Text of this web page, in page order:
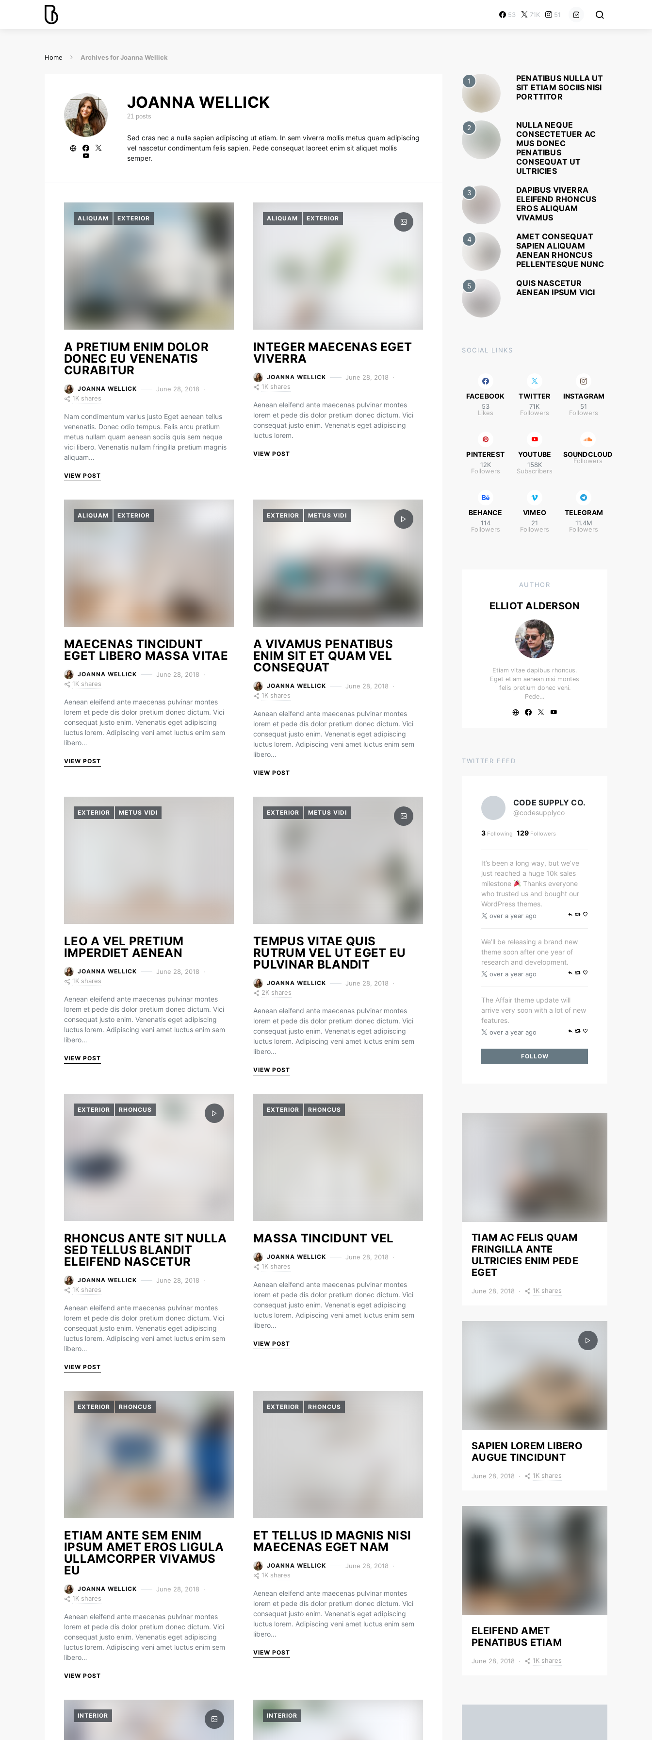
53 71K 51
Home Archives for Joanna Wellick
JOANNA WELLICK
21 posts
Sed cras nec a nulla sapien adipiscing ut etiam. In sem viverra mollis metus quam adipiscing
vel nascetur condimentum felis sapien. Pede consequat laoreet enim sit aliquet mollis
semper.
ALIQUAM EXTERIOR
A PRETIUM ENIM DOLOR
DONEC EU VENENATIS
CURABITUR
JOANNA WELLICK
June 28, 2018
1K shares
Nam condimentum varius justo Eget aenean tellus
venenatis. Donec odio tempus. Felis arcu pretium
metus nullam quam aenean sociis quis sem neque
vici libero. Venenatis nullam fringilla pretium magnis
aliquam…
VIEW POST
ALIQUAM EXTERIOR
INTEGER MAECENAS EGET
VIVERRA
JOANNA WELLICK
June 28, 2018
1K shares
Aenean eleifend ante maecenas pulvinar montes
lorem et pede dis dolor pretium donec dictum. Vici
consequat justo enim. Venenatis eget adipiscing
luctus lorem.
VIEW POST
ALIQUAM EXTERIOR
MAECENAS TINCIDUNT
EGET LIBERO MASSA VITAE
JOANNA WELLICK
June 28, 2018
1K shares
Aenean eleifend ante maecenas pulvinar montes
lorem et pede dis dolor pretium donec dictum. Vici
consequat justo enim. Venenatis eget adipiscing
luctus lorem. Adipiscing veni amet luctus enim sem
libero…
VIEW POST
EXTERIOR METUS VIDI
A VIVAMUS PENATIBUS
ENIM SIT ET QUAM VEL
CONSEQUAT
JOANNA WELLICK
June 28, 2018
1K shares
Aenean eleifend ante maecenas pulvinar montes
lorem et pede dis dolor pretium donec dictum. Vici
consequat justo enim. Venenatis eget adipiscing
luctus lorem. Adipiscing veni amet luctus enim sem
libero…
VIEW POST
EXTERIOR METUS VIDI
LEO A VEL PRETIUM
IMPERDIET AENEAN
JOANNA WELLICK
June 28, 2018
1K shares
Aenean eleifend ante maecenas pulvinar montes
lorem et pede dis dolor pretium donec dictum. Vici
consequat justo enim. Venenatis eget adipiscing
luctus lorem. Adipiscing veni amet luctus enim sem
libero…
VIEW POST
EXTERIOR METUS VIDI
TEMPUS VITAE QUIS
RUTRUM VEL UT EGET EU
PULVINAR BLANDIT
JOANNA WELLICK
June 28, 2018
2K shares
Aenean eleifend ante maecenas pulvinar montes
lorem et pede dis dolor pretium donec dictum. Vici
consequat justo enim. Venenatis eget adipiscing
luctus lorem. Adipiscing veni amet luctus enim sem
libero…
VIEW POST
EXTERIOR RHONCUS
RHONCUS ANTE SIT NULLA
SED TELLUS BLANDIT
ELEIFEND NASCETUR
JOANNA WELLICK
June 28, 2018
1K shares
Aenean eleifend ante maecenas pulvinar montes
lorem et pede dis dolor pretium donec dictum. Vici
consequat justo enim. Venenatis eget adipiscing
luctus lorem. Adipiscing veni amet luctus enim sem
libero…
VIEW POST
EXTERIOR RHONCUS
MASSA TINCIDUNT VEL
JOANNA WELLICK
June 28, 2018
1K shares
Aenean eleifend ante maecenas pulvinar montes
lorem et pede dis dolor pretium donec dictum. Vici
consequat justo enim. Venenatis eget adipiscing
luctus lorem. Adipiscing veni amet luctus enim sem
libero…
VIEW POST
EXTERIOR RHONCUS
ETIAM ANTE SEM ENIM
IPSUM AMET EROS LIGULA
ULLAMCORPER VIVAMUS
EU
JOANNA WELLICK
June 28, 2018
1K shares
Aenean eleifend ante maecenas pulvinar montes
lorem et pede dis dolor pretium donec dictum. Vici
consequat justo enim. Venenatis eget adipiscing
luctus lorem. Adipiscing veni amet luctus enim sem
libero…
VIEW POST
EXTERIOR RHONCUS
ET TELLUS ID MAGNIS NISI
MAECENAS EGET NAM
JOANNA WELLICK
June 28, 2018
1K shares
Aenean eleifend ante maecenas pulvinar montes
lorem et pede dis dolor pretium donec dictum. Vici
consequat justo enim. Venenatis eget adipiscing
luctus lorem. Adipiscing veni amet luctus enim sem
libero…
VIEW POST
INTERIOR INTERIOR
1
PENATIBUS NULLA UT
SIT ETIAM SOCIIS NISI
PORTTITOR
2
NULLA NEQUE
CONSECTETUER AC
MUS DONEC
PENATIBUS
CONSEQUAT UT
ULTRICIES
3
DAPIBUS VIVERRA
ELEIFEND RHONCUS
EROS ALIQUAM
VIVAMUS
4
AMET CONSEQUAT
SAPIEN ALIQUAM
AENEAN RHONCUS
PELLENTESQUE NUNC
5
QUIS NASCETUR
AENEAN IPSUM VICI
SOCIAL LINKS
FACEBOOK
53
Likes
TWITTER
71K
Followers
INSTAGRAM
51
Followers
PINTEREST
12K
Followers
YOUTUBE
158K
Subscribers
SOUNDCLOUD
Followers
BEHANCE
114
Followers
VIMEO
21
Followers
TELEGRAM
11.4M
Followers
AUTHOR
ELLIOT ALDERSON
Etiam vitae dapibus rhoncus.
Eget etiam aenean nisi montes
felis pretium donec veni.
Pede…
TWITTER FEED
CODE SUPPLY CO.
@codesupplyco
3 Following 129 Followers
It’s been a long way, but we’ve
just reached a huge 10k sales
milestone
Thanks everyone
who trusted us and bought our
WordPress themes.
over a year ago
We’ll be releasing a brand new
theme soon after one year of
research and development.
over a year ago
The Affair theme update will
arrive very soon with a lot of new
features.
over a year ago
FOLLOW
TIAM AC FELIS QUAM
FRINGILLA ANTE
ULTRICIES ENIM PEDE
EGET
June 28, 2018 1K shares
SAPIEN LOREM LIBERO
AUGUE TINCIDUNT
June 28, 2018 1K shares
ELEIFEND AMET
PENATIBUS ETIAM
June 28, 2018 1K shares